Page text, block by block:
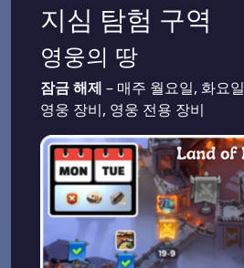
지심 탐험 구역
영웅의 땅
잠금 해제 – 매주 월요일, 화요일
영웅 장비, 영웅 전용 장비